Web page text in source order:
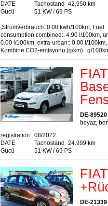
DATE
Tachostand
42.950 km
Gücü
51 KW / 69 PS
,Stromverbrauch: 0.00 kwh/100km, Fuel
consumption combined:: 4.90 l/100km,
0.00 l/100km, extra-urban:: 0.00 l/100km,
Kombine CO2-emisyonu (g/km) : g/
DE-
beyaz,
registration
DATE
08/2022
Tachostand
24.999 km
Gücü
51 KW / 69 PS
DE-